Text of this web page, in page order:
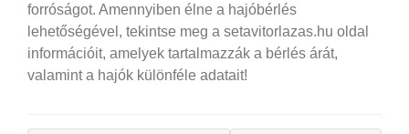
forróságot. Amennyiben élne a hajóbérlés
lehetőségével, tekintse meg a setavitorlazas.hu oldal
információit, amelyek tartalmazzák a bérlés árát,
valamint a hajók különféle adatait!